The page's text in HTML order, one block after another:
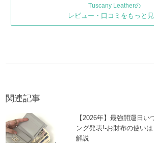
Tuscany Leatherの
レビュー・口コミをもっと
関連記事
【2026年】最強開運日
ング発表!-お財布の使い
解説